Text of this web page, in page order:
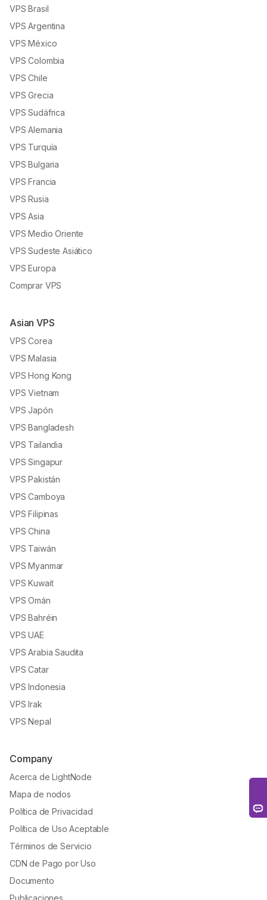
VPS Brasil
VPS Argentina
VPS México
VPS Colombia
VPS Chile
VPS Grecia
VPS Sudáfrica
VPS Alemania
VPS Turquía
VPS Bulgaria
VPS Francia
VPS Rusia
VPS Asia
VPS Medio Oriente
VPS Sudeste Asiático
VPS Europa
Comprar VPS
Asian VPS
VPS Corea
VPS Malasia
VPS Hong Kong
VPS Vietnam
VPS Japón
VPS Bangladesh
VPS Tailandia
VPS Singapur
VPS Pakistán
VPS Camboya
VPS Filipinas
VPS China
VPS Taiwán
VPS Myanmar
VPS Kuwait
VPS Omán
VPS Bahréin
VPS UAE
VPS Arabia Saudita
VPS Catar
VPS Indonesia
VPS Irak
VPS Nepal
Company
Acerca de LightNode
Mapa de nodos
Política de Privacidad
Política de Uso Aceptable
Términos de Servicio
CDN de Pago por Uso
Documento
Publicaciones